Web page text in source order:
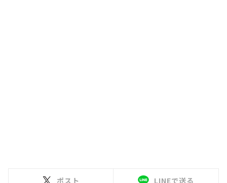
ポスト LINEで送る